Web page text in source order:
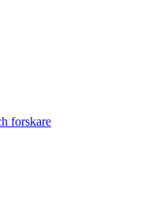
forskare